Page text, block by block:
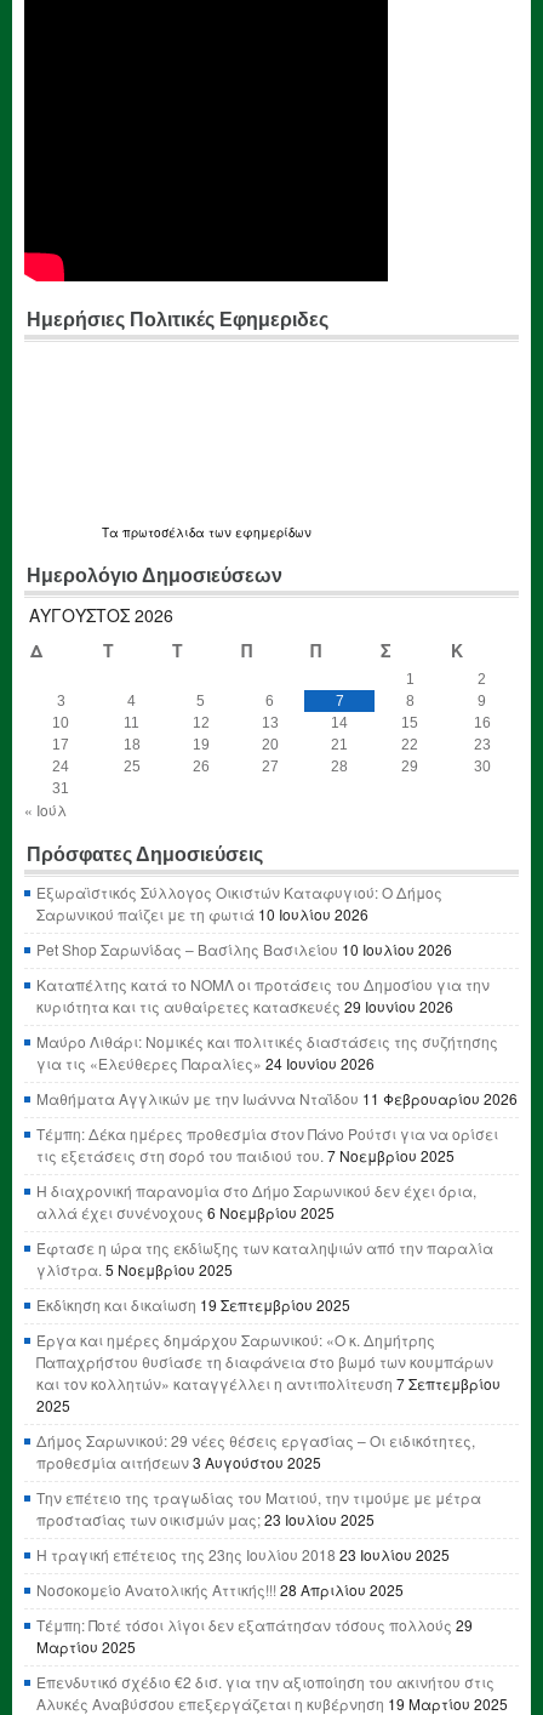
Ημερήσιες Πολιτικές Εφημεριδες
Τα πρωτοσέλιδα των εφημερίδων
Ημερολόγιο Δημοσιεύσεων
ΑΎΓΟΥΣΤΟΣ 2026
Δ
Τ Τ Π Π Σ Κ
1
2
3
4 5 6 7 8
9
10
11 12 13 14 15
16
17
18 19 20 21 22
23
24
25 26 27 28 29
30
31
« Ιούλ
Πρόσφατες Δημοσιεύσεις
Εξωραϊστικός Σύλλογος Οικιστών Καταφυγιού: Ο Δήμος
Σαρωνικού παίζει με τη φωτιά 10 Ιουλίου 2026
Pet Shop Σαρωνίδας – Βασίλης Βασιλείου 10 Ιουλίου 2026
Καταπέλτης κατά το ΝΟΜΛ οι προτάσεις του Δημοσίου για την
κυριότητα και τις αυθαίρετες κατασκευές 29 Ιουνίου 2026
Μαύρο Λιθάρι: Νομικές και πολιτικές διαστάσεις της συζήτησης
για τις «Ελεύθερες Παραλίες» 24 Ιουνίου 2026
Μαθήματα Αγγλικών με την Ιωάννα Νταΐδου 11 Φεβρουαρίου 2026
Τέμπη: Δέκα ημέρες προθεσμία στον Πάνο Ρούτσι για να ορίσει
τις εξετάσεις στη σορό του παιδιού του. 7 Νοεμβρίου 2025
Η διαχρονική παρανομία στο Δήμο Σαρωνικού δεν έχει όρια,
αλλά έχει συνένοχους 6 Νοεμβρίου 2025
Έφτασε η ώρα της εκδίωξης των καταληψιών από την παραλία
γλίστρα. 5 Νοεμβρίου 2025
Εκδίκηση και δικαίωση 19 Σεπτεμβρίου 2025
Έργα και ημέρες δημάρχου Σαρωνικού: «Ο κ. Δημήτρης
Παπαχρήστου θυσίασε τη διαφάνεια στο βωμό των κουμπάρων
και τον κολλητών» καταγγέλλει η αντιπολίτευση 7 Σεπτεμβρίου
2025
Δήμος Σαρωνικού: 29 νέες θέσεις εργασίας – Οι ειδικότητες,
προθεσμία αιτήσεων3 Αυγούστου 2025
Την επέτειο της τραγωδίας του Ματιού, την τιμούμε με μέτρα
προστασίας των οικισμών μας;23 Ιουλίου 2025
Η τραγική επέτειος της 23ης Ιουλίου 2018 23 Ιουλίου 2025
Νοσοκομείο Ανατολικής Αττικής!!! 28 Απριλίου 2025
Τέμπη: Ποτέ τόσοι λίγοι δεν εξαπάτησαν τόσους πολλούς 29
Μαρτίου 2025
Επενδυτικό σχέδιο €2 δισ. για την αξιοποίηση του ακινήτου στις
Αλυκές Αναβύσσου επεξεργάζεται η κυβέρνηση 19 Μαρτίου 2025